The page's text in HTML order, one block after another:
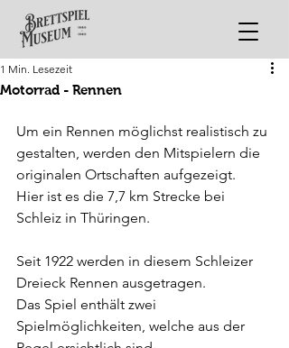
Motorrad - Rennen
1 Min. Lesezeit
Um ein Rennen möglichst realistisch zu
gestalten, werden den Mitspielern die
originalen Ortschaften aufgezeigt.
Hier ist es die 7,7 km Strecke bei
Schleiz in Thüringen.
Seit 1922 werden in diesem Schleizer
Dreieck Rennen ausgetragen.
Das Spiel enthält zwei
Spielmöglichkeiten, welche aus der